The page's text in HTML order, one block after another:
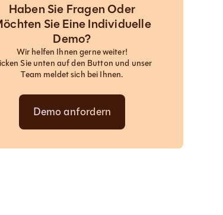
Haben Sie Fragen Oder
Sie Eine Individuelle
Demo?
Wir helfen Ihnen gerne weiter!
Sie unten auf den Button und unser
Team meldet sich bei Ihnen.
Demo anfordern